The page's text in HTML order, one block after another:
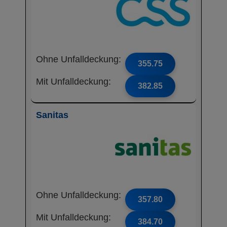
Ohne Unfalldeckung: 355.75
Mit Unfalldeckung: 382.85
Sanitas
Ohne Unfalldeckung: 357.80
Mit Unfalldeckung: 384.70